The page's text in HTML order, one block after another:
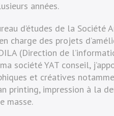
années.
d’études de la Société
charge des projets
(Direction de
société YAT conseil,
et créatives
printing, impression à la
masse.